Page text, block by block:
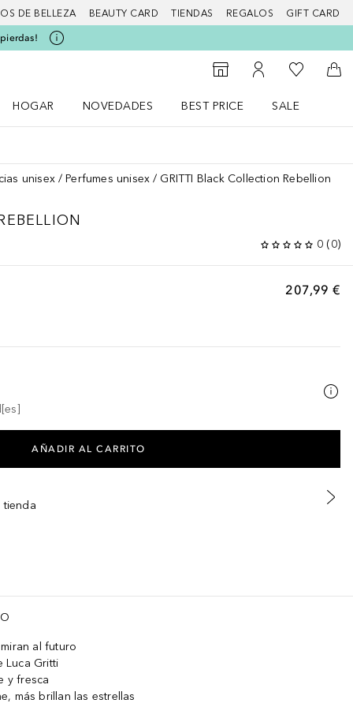
DE BELLEZA BEAUTY CARD TIENDAS REGALOS GIFT CARD
Al Storefinder
Mi cuenta
Mi lista de
A
HOGAR
NOVEDADES
BEST PRICE
SALE
unisex Perfumes unisex GRITTI Black Collection Rebellion
0 (0)
207,99 €
AÑADIR AL CARRITO
tienda
al futuro
Luca Gritti
y fresca
más brillan las estrellas